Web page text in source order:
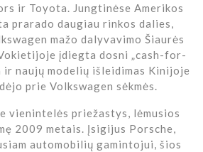
ir Toyota. Jungtinėse Amerikos
prarado daugiau rinkos dalies,
mažo dalyvavimo Šiaurės
įdiegta dosni „cash-for-
ir naujų modelių išleidimas Kinijoje
prie Volkswagen sėkmės.
vienintelės priežastys, lėmusios
2009 metais. Įsigijus Porsche,
automobilių gamintojui, šios